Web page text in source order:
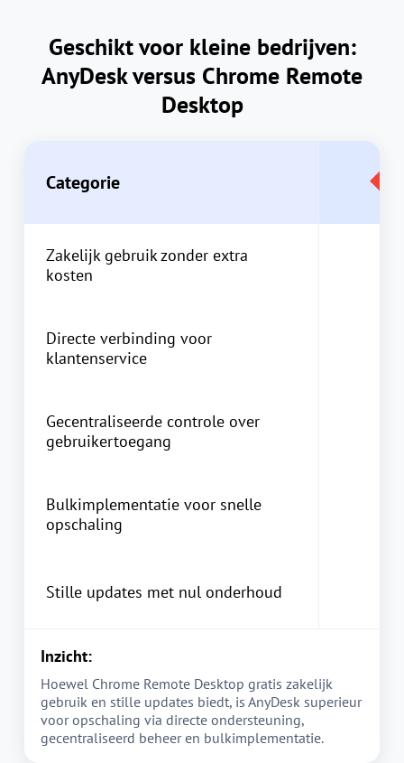
Geschikt voor kleine bedrijven:
AnyDesk versus Chrome Remote
Desktop
Categorie
Zakelijk gebruik zonder extra
kosten
Directe verbinding voor
klantenservice
Gecentraliseerde controle over
gebruikertoegang
Bulkimplementatie voor snelle
opschaling
Stille updates met nul onderhoud
Inzicht:
Hoewel Chrome Remote Desktop gratis zakelijk
gebruik en stille updates biedt, is AnyDesk superieur
voor opschaling via directe ondersteuning,
gecentraliseerd beheer en bulkimplementatie.